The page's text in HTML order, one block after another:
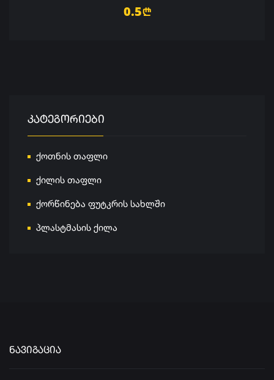
ᲙᲐᲢᲔᲒᲝᲠᲘᲔᲑᲘ
ქოთნის თაფლი
ქილის თაფლი
ქორწინება ფუტკრის სახლში
პლასტმასის ქილა
0.5n
ᲜᲐᲕᲘᲒᲐᲪᲘᲐ